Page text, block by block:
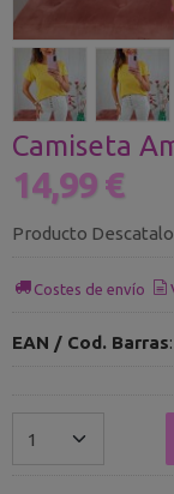
Camiseta
14,99 €
Producto
Costes de envío
EAN / Cod. Barras: